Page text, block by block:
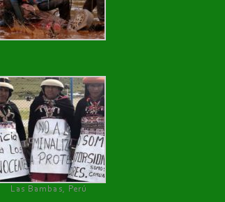
Las Bambas, Perú